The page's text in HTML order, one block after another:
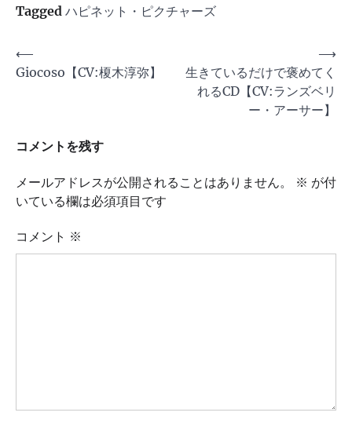
Tagged ハピネット・ピクチャーズ
投
稿
ゲ
ー
シ
ョ
ン
⟵
Giocoso【CV:榎木淳弥】
生きているだけで褒めてく
れるCD【CV:ランズベリ
ー・アーサー】
⟶
コメントを残す
メールアドレスが公開されることはありません。 ※ が付
いている欄は必須項目です
コメント ※